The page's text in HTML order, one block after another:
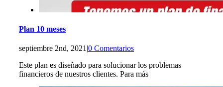
Plan 10 meses
septiembre 2nd, 2021 |0 Comentarios
Este plan es diseñado para solucionar los problemas
financieros de nuestros clientes. Para más